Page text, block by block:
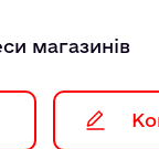
магазинів